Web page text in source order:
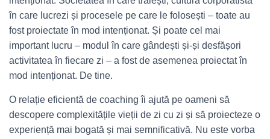
în care lucrezi și procesele pe care le folosești – toate au
fost proiectate în mod intenționat. Și poate cel mai
important lucru – modul în care gândești și-și desfășori
activitatea în fiecare zi – a fost de asemenea proiectat în
mod intenționat. De tine.
O relație eficientă de coaching îi ajută pe oameni să
descopere complexitățile vieții de zi cu zi și să proiecteze o
experiență mai bogată și mai semnificativă. Nu este vorba